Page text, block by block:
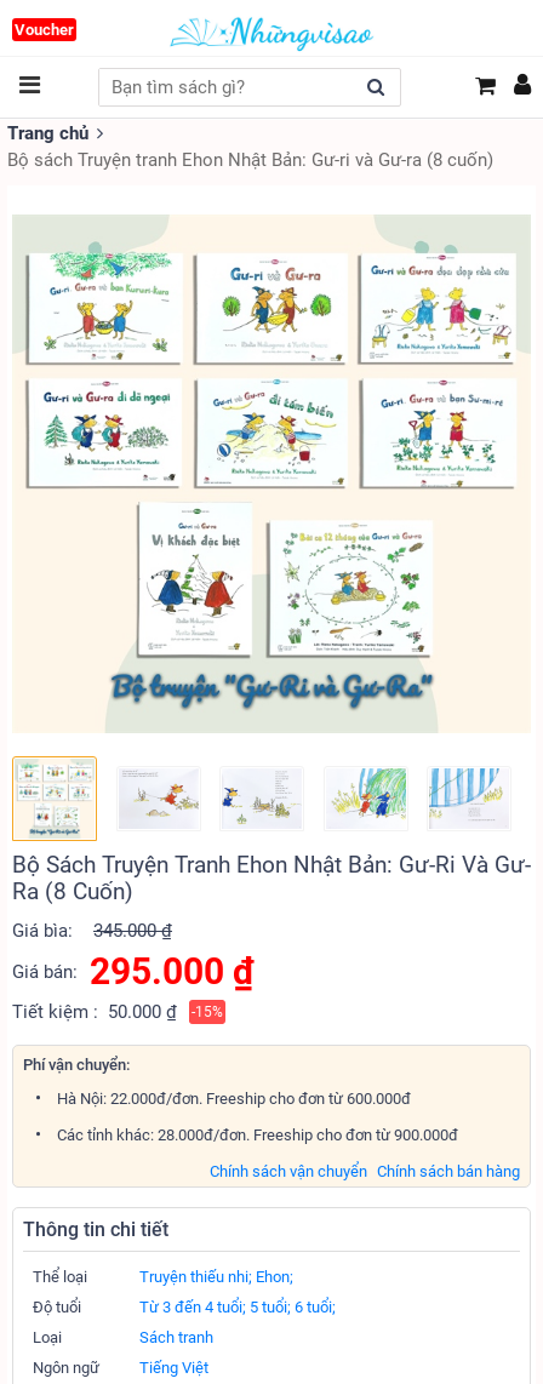
Voucher
Trang chủ
Bộ sách Truyện tranh Ehon Nhật Bản: Gư-ri và Gư-ra (8 cuốn)
Bộ Sách Truyện Tranh Ehon Nhật Bản: Gư-Ri Và Gư-
Ra (8 Cuốn)
Giá bìa:
345.000 ₫
Giá bán:
295.000 ₫
Tiết kiệm : 50.000 ₫ -15%
Phí vận chuyển:
Hà Nội: 22.000đ/đơn. Freeship cho đơn từ 600.000đ
Các tỉnh khác: 28.000đ/đơn. Freeship cho đơn từ 900.000đ
Chính sách bán hàng
Chính sách vận chuyển
Thông tin chi tiết
Thể loại Truyện thiếu nhi; Ehon;
Độ tuổi
Từ 3 đến 4 tuổi; 5 tuổi; 6 tuổi;
Loại
Sách tranh
Ngôn ngữ
Tiếng Việt